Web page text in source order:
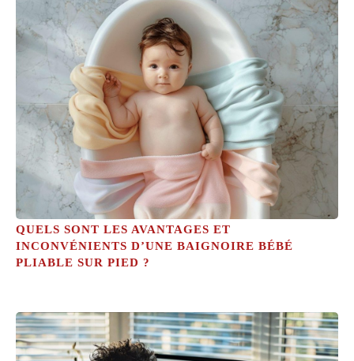
QUELS SONT LES AVANTAGES ET
INCONVÉNIENTS D’UNE BAIGNOIRE BÉBÉ
PLIABLE SUR PIED ?